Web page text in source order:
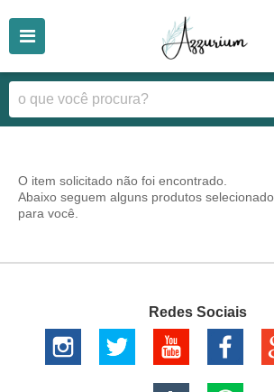
O item solicitado não foi encontrado.
Abaixo seguem alguns produtos
para você.
Redes Sociais